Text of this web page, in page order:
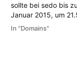
sollte bei sedo bis
Januar 2015, um
Uhr mitbieten. Hier
In "Domains"